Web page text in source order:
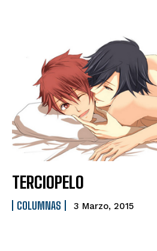
TERCIOPELO
COLUMNAS 3 Marzo, 2015